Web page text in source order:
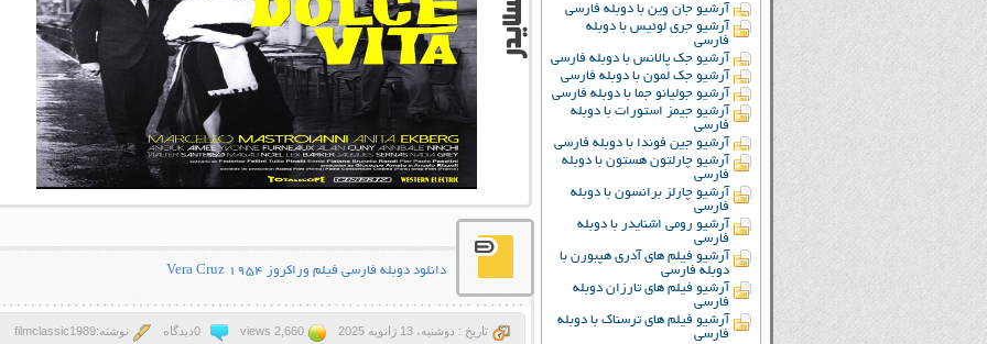
آرشیو جان وین با دوبله فارسی
آرشیو جری لوئیس با دوبله
فارسی
آرشیو جک پالانس با دوبله فارسی
آرشیو جک لمون با دوبله فارسی
آرشیو جولیانو جما با دوبله فارسی
آرشیو جیمز استورات با دوبله
فارسی
آرشیو جین فوندا با دوبله فارسی
آرشیو چارلتون هستون با دوبله
فارسی
آرشیو چارلز برانسون با دوبله
فارسی
آرشیو رومی اشنایدر با دوبله
فارسی
آرشیو فیلم های آدری هپبورن با
دوبله فارسی
آرشیو فیلم های تارزان دوبله
فارسی
آرشیو فیلم های ترسناک با دوبله
فارسی
دانلود دوبله فارسی فیلم وراکروز Vera Cruz 1954
تاریخ : دوشنبه، 13 ژانویه 2025 2,660 views 0دیدگاه نوشته:filmclassic1989